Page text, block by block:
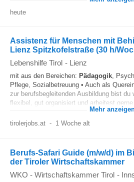
heute
Assistenz für Menschen mit
Lienz Spitzkofelstraße (30 h/
Lebenshilfe Tirol - Lienz
mit aus den Bereichen: Pädagogik,
Pflege, Sozialbetreuung • Auch als
zur berufsbegleitenden Ausbildung bist du
flexibel, gut organisiert und arbeitest gerne
Mehr
tirolerjobs.at - 1 Woche alt
Berufs-Safari Guide (m/w/d) im
der Tiroler Wirtschaftskammer
WKO - Wirtschaftskammer Tirol -